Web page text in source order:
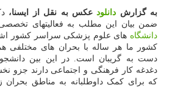
به گزارش دانلودعکس به نقل از ایسنا،
ضمن بیان این مطلب به فعالیتهای
دانشگاه های علوم پزشکی سراسر کشور
کشور ما هر ساله با بحران های مختلفی
دست به گریبان است. در این بین
دغدغه کار فرهنگی و اجتماعی دارند جزو
که برای کمک داوطلبانه به مناطق